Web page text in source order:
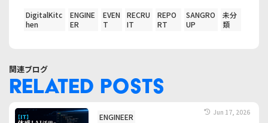
DigitalKitc
hen
ENGINE
ER
EVEN
T
RECRU
IT
REPO
RT
SANGRO
UP
未分
類
関連ブログ
RELATED POSTS
Jun 17, 2026
ENGINEER